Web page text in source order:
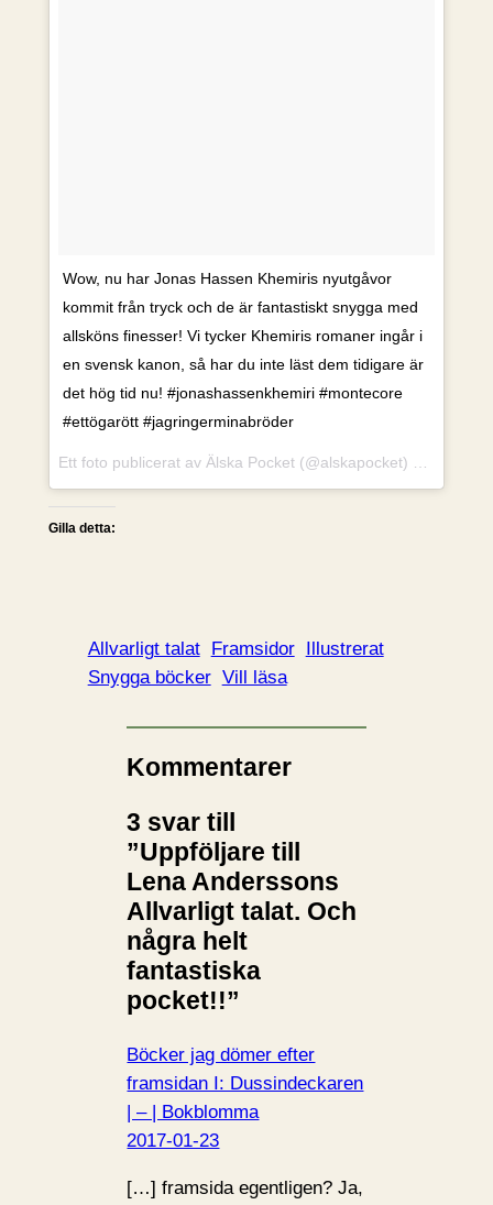
Wow, nu har Jonas Hassen Khemiris nyutgåvor
kommit från tryck och de är fantastiskt snygga med
allsköns finesser! Vi tycker Khemiris romaner ingår i
en svensk kanon, så har du inte läst dem tidigare är
det hög tid nu! #jonashassenkhemiri #montecore
#ettögarött #jagringerminabröder
Gilla detta:
Allvarligt talat Framsidor Illustrerat
Snygga böcker Vill läsa
Kommentarer
3 svar till
”Uppföljare till
Lena Anderssons
Allvarligt talat. Och
några helt
fantastiska
pocket!!”
Böcker jag dömer efter
framsidan I: Dussindeckaren
| – | Bokblomma
2017-01-23
[…] framsida egentligen? Ja,